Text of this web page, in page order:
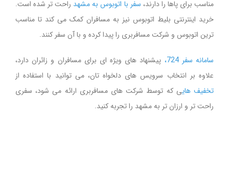
مناسب برای پاها را دارند، سفر با اتوبوس به مشهد راحت تر شده است.
خرید اینترنتی بلیط اتوبوس نیز به مسافران کمک می کند تا مناسب
ترین اتوبوس و شرکت مسافربری را پیدا کرده و با آن سفر کنند.
سامانه سفر 724،
پیشنهاد های ویژه ای برای مسافران و زائران دارد،
علاوه بر انتخاب سرویس های دلخواه تان، می توانید با استفاده از
تخفیف هایی که توسط شرکت های مسافربری ارائه می شود، سفری
راحت تر و ارزان تر به مشهد را تجربه کنید.